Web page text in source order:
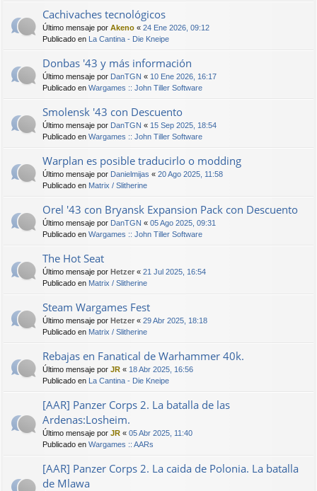
Cachivaches tecnológicos
Último mensaje por Akeno « 24 Ene 2026, 09:12
Publicado en La Cantina - Die Kneipe
Donbas '43 y más información
Último mensaje por DanTGN « 10 Ene 2026, 16:17
Publicado en Wargames :: John Tiller Software
Smolensk '43 con Descuento
Último mensaje por DanTGN « 15 Sep 2025, 18:54
Publicado en Wargames :: John Tiller Software
Warplan es posible traducirlo o modding
Último mensaje por Danielmijas « 20 Ago 2025, 11:58
Publicado en Matrix / Slitherine
Orel '43 con Bryansk Expansion Pack con Descuento
Último mensaje por DanTGN « 05 Ago 2025, 09:31
Publicado en Wargames :: John Tiller Software
The Hot Seat
Último mensaje por Hetzer « 21 Jul 2025, 16:54
Publicado en Matrix / Slitherine
Steam Wargames Fest
Último mensaje por Hetzer « 29 Abr 2025, 18:18
Publicado en Matrix / Slitherine
Rebajas en Fanatical de Warhammer 40k.
Último mensaje por JR « 18 Abr 2025, 16:56
Publicado en La Cantina - Die Kneipe
[AAR] Panzer Corps 2. La batalla de las
Ardenas:Losheim.
Último mensaje por JR « 05 Abr 2025, 11:40
Publicado en Wargames :: AARs
[AAR] Panzer Corps 2. La caida de Polonia. La batalla
de Mlawa